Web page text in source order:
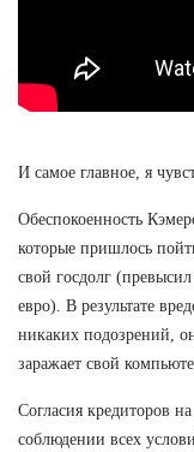
И самое главное, я
Обеспокоенность
которые пришлось
свой госдолг
евро). В результате
никаких подозрений,
заражает свой
Согласия кредиторов
соблюдении всех